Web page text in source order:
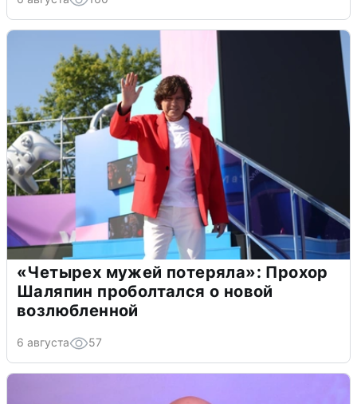
«Четырех мужей потеряла»: Прохор
Шаляпин проболтался о новой
возлюбленной
6 августа 57